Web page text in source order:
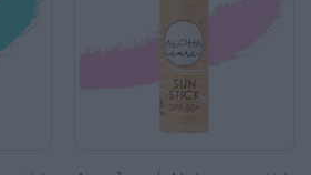
Aloha sun stick 20g - Μπεζ
Aloha sun stick - BALI BEACHES -
νέο Aloha Sun Stick παρέχει υψηλή
α..